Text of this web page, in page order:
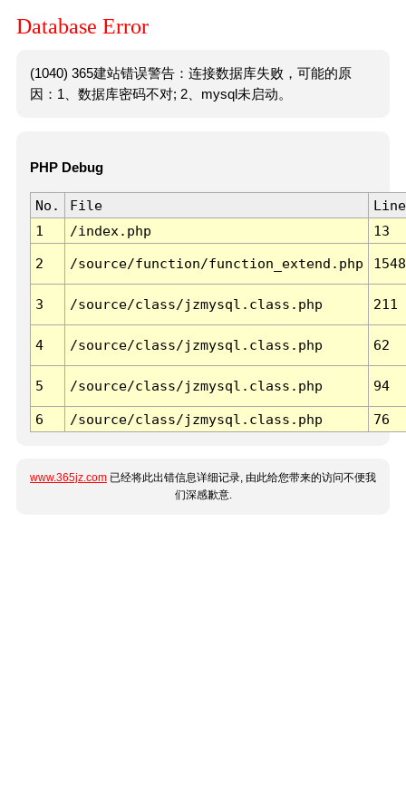
Database Error
(1040) 365建站错误警告：连接数据库失败，可能的原
因：1、数据库密码不对; 2、mysql未启动。
PHP Debug
No. File
Line
1
/index.php 13
2 /source/function/function_extend.php 1548
3 /source/class/jzmysql.class.php 211
4 /source/class/jzmysql.class.php 62
5 /source/class/jzmysql.class.php 94
6 /source/class/jzmysql.class.php 76
www.365jz.com 已经将此出错信息详细记录, 由此给您带来的访问不便我
们深感歉意.